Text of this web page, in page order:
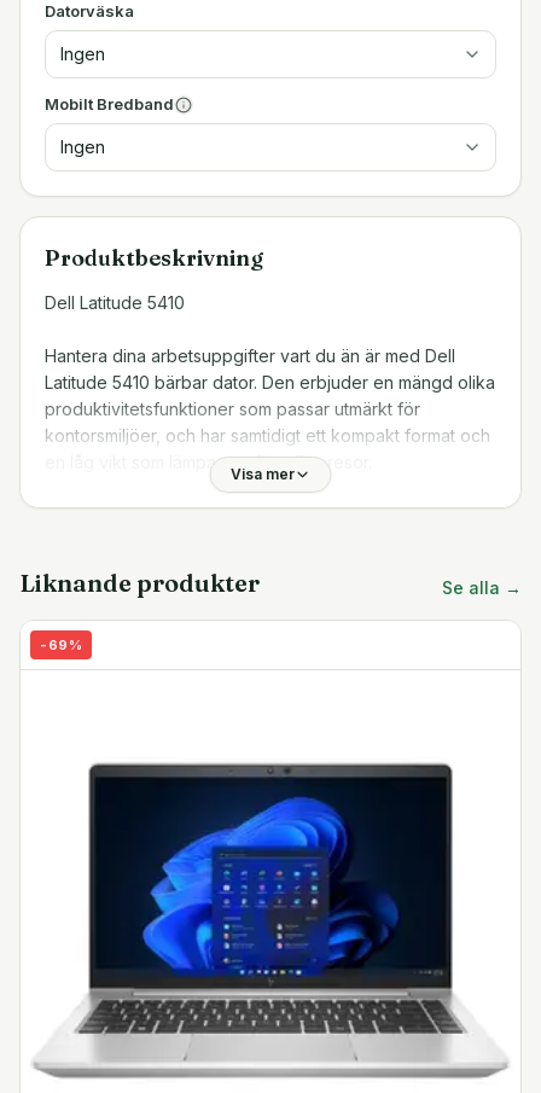
Datorväska
Ingen
Mobilt Bredband
Ingen
Produktbeskrivning
Dell Latitude 5410
Hantera dina arbetsuppgifter vart du än är med Dell
Latitude 5410 bärbar dator. Den erbjuder en mängd olika
produktivitetsfunktioner som passar utmärkt för
kontorsmiljöer, och har samtidigt ett kompakt format och
en låg vikt som lämpar sig för affärsresor.
Hantera dina arbetsuppgifter vart du är är med Dell
kontorsmiljöer, och har samtidigt ett kompakt format och
en låg vikt som lämpar sig för affärsresor.
ExpressResponse
10:e generationens Core i7
Den fyrkärniga Intel Core i7 vPro-processorn från
Comet Lake-familjen kan köra flera krävande program
samtidigt utan fördröjning eller avmattning. Dess
förbättrade och mindre chipstorlek på 10 nm ger högre
prestanda och lägre energiförbrukning. Snabb DDR4
RAM medföljer. Processorn stödjer Intel vPro-teknologi
som möjliggör enkel IT-distribution och
Visa mer
Liknande produkter Se alla →
- 69 %